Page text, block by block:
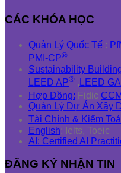
CÁC KHÓA HỌC
Quản Lý Quốc Tế :
PMI-CP®
Sustainability
LEED AP® , LEED GA
Hợp Đồng: Fidic CCM
Quản Lý Dự Án Xây
Tài Chính & Kiểm
English: Ielts, Toeic
AI: Certified AI
ĐĂNG KÝ NHẬN TIN